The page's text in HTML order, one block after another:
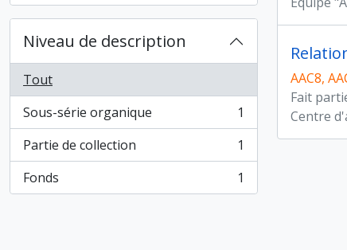
Niveau de description
Tout
Sous-série organique
, 1 résultats
1
Partie de collection
, 1 résultats
1
Fonds
, 1 résultats 1
AAC8,
Fait
Centre